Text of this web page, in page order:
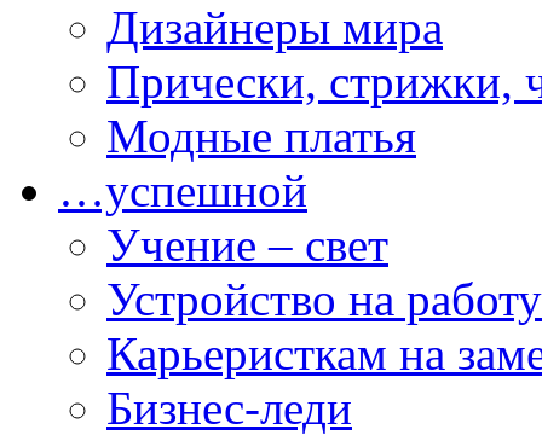
Дизайнеры мира
Прически, стрижки,
Модные платья
…успешной
Учение – свет
Устройство на работу
Карьеристкам на
Бизнес-леди